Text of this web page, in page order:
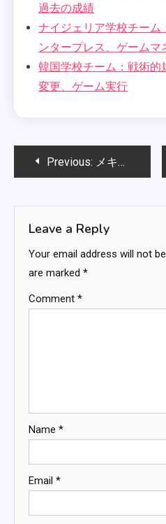
過去の成績
ナイジェリア学校チーム
ンタープレス、ゲームマ
韓国学校チーム：戦術的
変更、ゲーム実行
PostPrevious: メキシコ学校チーム：歴史的比較、選手の貢献、レガシー分析
Leave a Reply
Your email address will not
are marked *
Comment *
Name *
Email *